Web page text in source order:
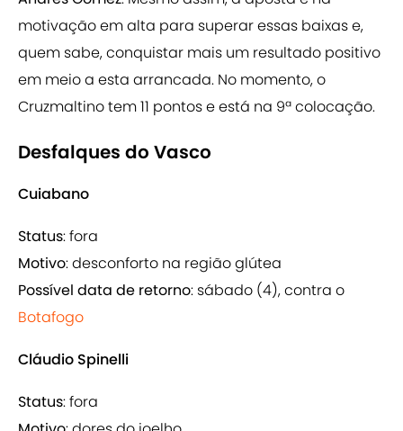
motivação em alta para superar essas baixas e,
quem sabe, conquistar mais um resultado positivo
em meio a esta arrancada. No momento, o
Cruzmaltino tem 11 pontos e está na 9ª colocação.
Desfalques do Vasco
Cuiabano
Status: fora
Motivo: desconforto na região glútea
Possível data de retorno: sábado (4), contra o
Botafogo
Cláudio Spinelli
Status: fora